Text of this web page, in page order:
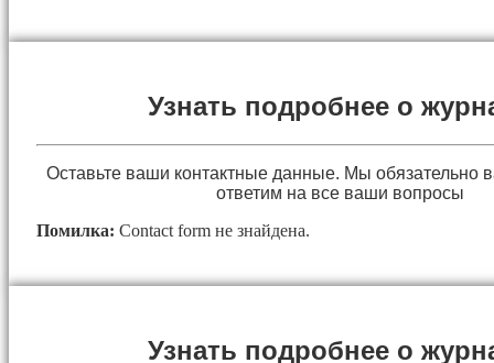
Узнать подробнее о
Оставьте ваши контактные данные. Мы обязательно
ответим на все ваши вопросы
Помилка: Contact form не знайдена.
Узнать подробнее о